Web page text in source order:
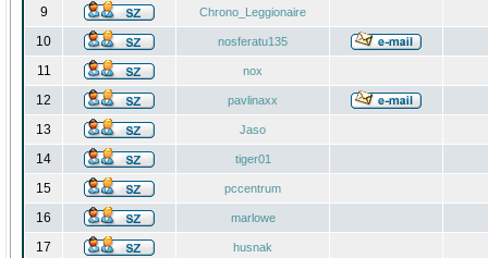
9 Chrono_Leggionaire
10 nosferatu135
11 nox
12 pavlinaxx
13 Jaso
14 tiger01
15 pccentrum
16 marlowe
17 husnak